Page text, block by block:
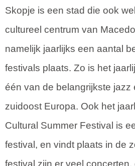
Skopje is een stad die ook
cultureel centrum van
namelijk jaarlijks een aantal
festivals plaats. Zo is het
één van de belangrijkste jazz
zuidoost Europa. Ook het
Cultural Summer Festival is
festival, en vindt plaats in de
festival zijn er veel concerten,